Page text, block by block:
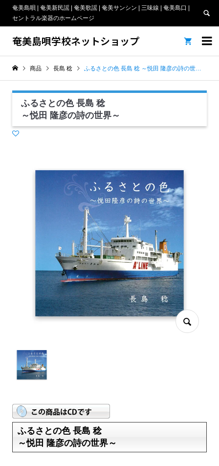
奄美島唄 | 奄美新民謡 | 奄美歌謡 | 奄美サンシン | 三味線 | 奄美島口 |
セントラル楽器のホームページ

奄美島唄学校ネットショップ 
商品 長島 稔 ふるさとの色 長島 稔 ～悦田 隆彦の詩の世界～
ふるさとの色 長島 稔
～悦田 隆彦の詩の世界～
ふるさとの色 長島 稔
～悦田 隆彦の詩の世界～